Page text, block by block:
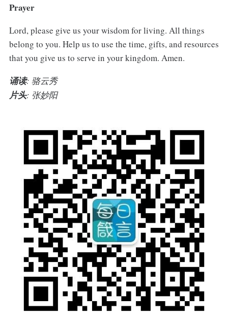
Prayer
Lord, please give us your wisdom for living. All things
belong to you. Help us to use the time, gifts, and resources
that you give us to serve in your kingdom. Amen.
诵读: 骆云秀
片头: 张妙阳